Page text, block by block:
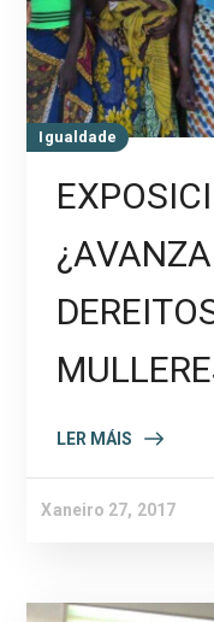
Igualdade
LER MÁIS
Xaneiro 27, 2017